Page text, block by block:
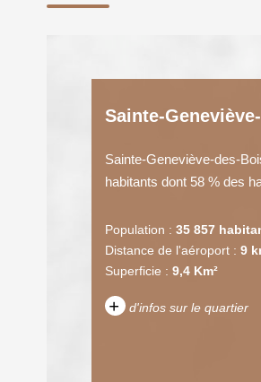
Sainte-
Sainte-Geneviève-des-
habitants dont 58 % des
Population : 35 857
Distance de l'aéroport : 9
Superficie : 9,4 Km²
+ d'infos sur le quartier